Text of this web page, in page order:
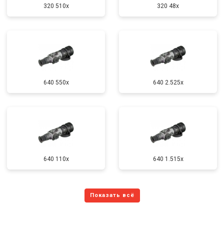
320 510x 320 48x
640 550x 640 2.525x
640 110x 640 1.515x